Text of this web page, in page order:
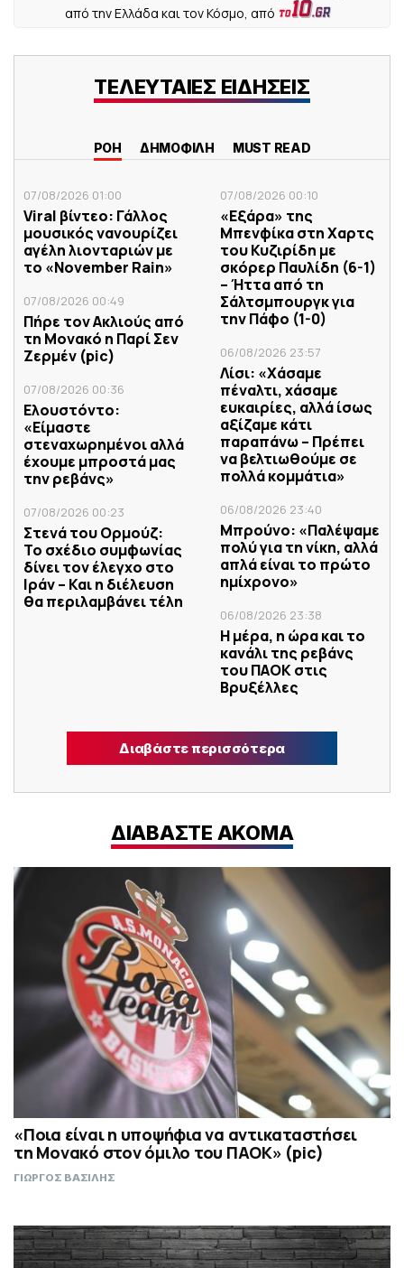
από την Ελλάδα και τον Κόσμο, από
ΤΕΛΕΥΤΑΙΕΣ ΕΙΔΗΣΕΙΣ
ΡΟΗ ΔΗΜΟΦΙΛΗ MUST READ
07/08/2026 01:00
Viral βίντεο: Γάλλος
μουσικός νανουρίζει
αγέλη λιονταριών με
το «November Rain»
07/08/2026 00:49
Πήρε τον Ακλιούς από
τη Μονακό η Παρί Σεν
Ζερμέν (pic)
07/08/2026 00:36
Ελουστόντο:
«Είμαστε
στεναχωρημένοι αλλά
έχουμε μπροστά μας
την ρεβάνς»
07/08/2026 00:23
Στενά του Ορμούζ:
Το σχέδιο συμφωνίας
δίνει τον έλεγχο στο
Ιράν – Και η διέλευση
θα περιλαμβάνει τέλη
07/08/2026 00:10
«Εξάρα» της
Μπενφίκα στη Χαρτς
του Κυζιρίδη με
σκόρερ Παυλίδη (6-1)
– Ήττα από τη
Σάλτσμπουργκ για
την Πάφο (1-0)
06/08/2026 23:57
Λίσι: «Χάσαμε
πέναλτι, χάσαμε
ευκαιρίες, αλλά ίσως
αξίζαμε κάτι
παραπάνω – Πρέπει
να βελτιωθούμε σε
πολλά κομμάτια»
06/08/2026 23:40
Μπρούνο: «Παλέψαμε
πολύ για τη νίκη, αλλά
απλά είναι το πρώτο
ημίχρονο»
06/08/2026 23:38
Η μέρα, η ώρα και το
κανάλι της ρεβάνς
του ΠΑΟΚ στις
Βρυξέλλες
Διαβάστε περισσότερα
ΔΙΑΒΑΣΤΕ ΑΚΟΜΑ
«Ποια είναι η υποψήφια να αντικαταστήσει
τη Μονακό στον όμιλο του ΠΑΟΚ» (pic)
ΓΙΩΡΓΟΣ ΒΑΣΙΛΗΣ